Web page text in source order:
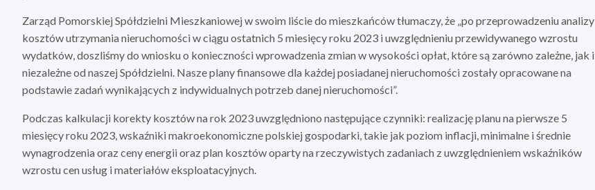
Zarząd Pomorskiej Spółdzielni Mieszkaniowej w swoim liście do mieszkańców tłumaczy, że „po przeprowadzeniu analizy
kosztów utrzymania nieruchomości w ciągu ostatnich 5 miesięcy roku 2023 i uwzględnieniu przewidywanego wzrostu
wydatków, doszliśmy do wniosku o konieczności wprowadzenia zmian w wysokości opłat, które są zarówno zależne, jak i
niezależne od naszej Spółdzielni. Nasze plany finansowe dla każdej posiadanej nieruchomości zostały opracowane na
podstawie zadań wynikających z indywidualnych potrzeb danej nieruchomości”.
Podczas kalkulacji korekty kosztów na rok 2023 uwzględniono następujące czynniki: realizację planu na pierwsze 5
miesięcy roku 2023, wskaźniki makroekonomiczne polskiej gospodarki, takie jak poziom inflacji, minimalne i średnie
wynagrodzenia oraz ceny energii oraz plan kosztów oparty na rzeczywistych zadaniach z uwzględnieniem wskaźników
wzrostu cen usług i materiałów eksploatacyjnych.